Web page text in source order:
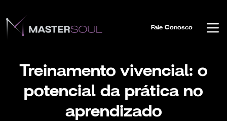
Fale Conosco
Treinamento vivencial: o
potencial da prática no
aprendizado